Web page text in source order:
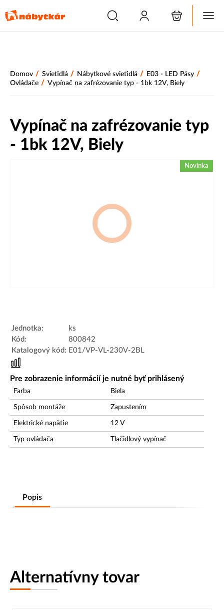
Domov / Svietidlá / Nábytkové svietidlá / E03 - LED Pásy /
Ovládače / Vypínač na zafrézovanie typ - 1bk 12V, Biely
Vypínač na zafrézovanie typ
- 1bk 12V, Biely
Novinka
Jednotka:
ks
Kód:
800842
Katalogový kód: E01/VP-VL-230V-2BL
Pre zobrazenie informácií je nutné byť prihlásený
Farba Biela
Spôsob montáže Zapustením
Elektrické napätie 12 V
Typ ovládača Tlačidlový vypínač
Popis
Alternatívny tovar